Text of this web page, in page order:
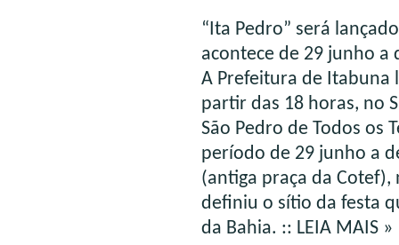
“Ita Pedro” será
acontece de 29 junho a
A Prefeitura de Itabuna
partir das 18 horas, no
São Pedro de Todos os
período de 29 junho a
(antiga praça da
definiu o sítio da festa
da Bahia. :: LEIA MAIS »